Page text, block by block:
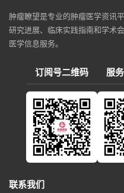
肿瘤瞭望是专业的肿瘤医学资讯
研究进展、临床实践指南和学术
医学信息服务。
订阅号二维码 服
联系我们